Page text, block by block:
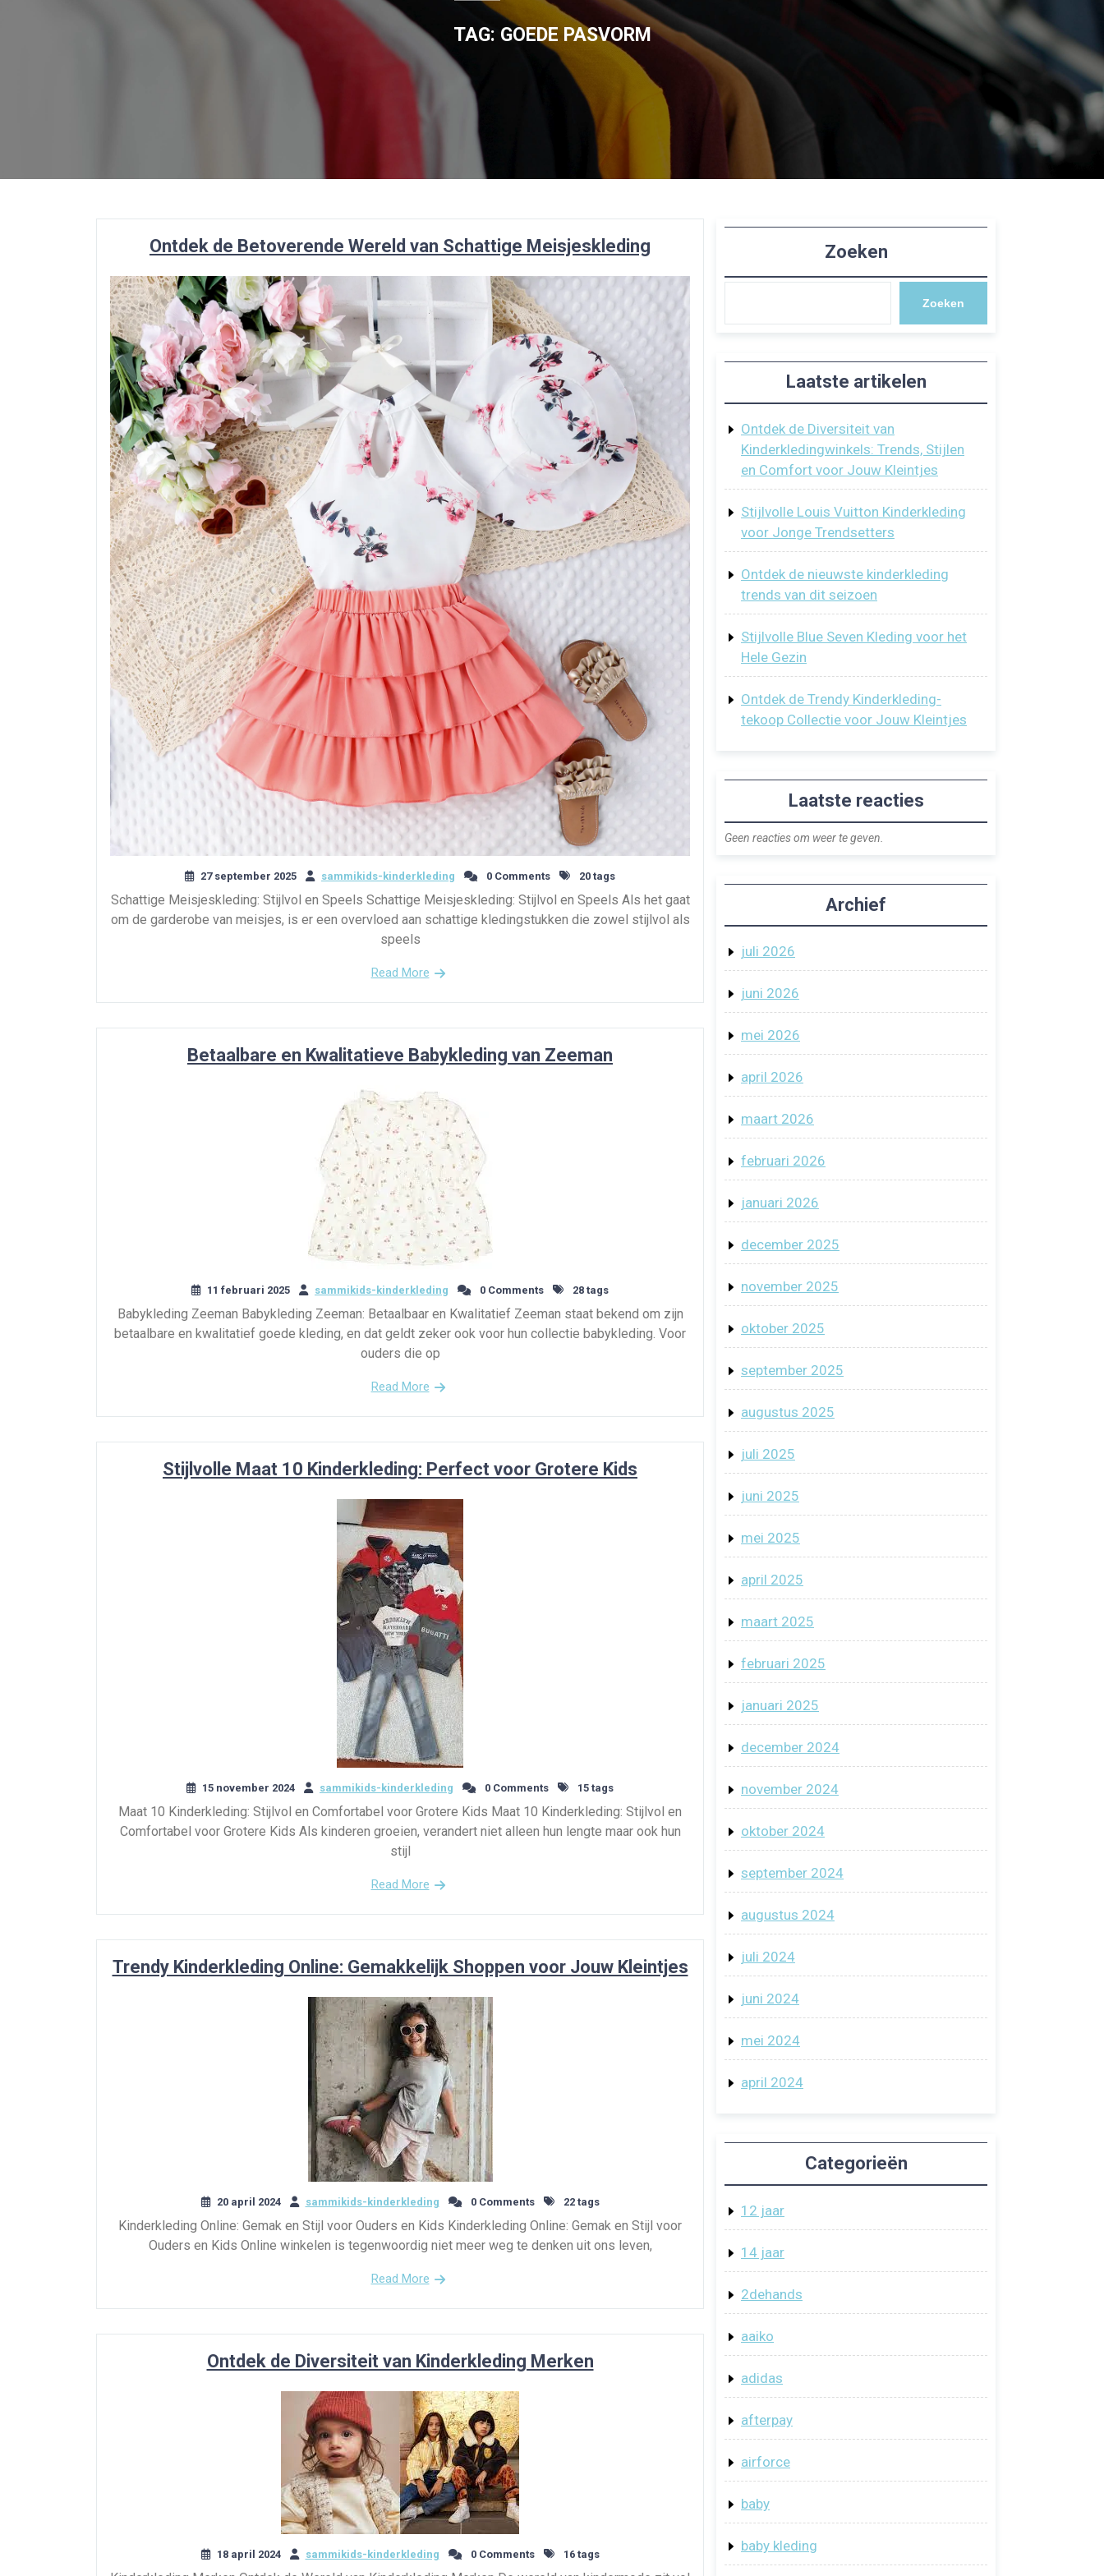
TAG: GOEDE PASVORM
Ontdek de Betoverende Wereld van Schattige Meisjeskleding
27 september 2025 sammikids-kinderkleding 0 Comments 20 tags
Schattige Meisjeskleding: Stijlvol en Speels Schattige Meisjeskleding: Stijlvol en Speels Als het gaat
om de garderobe van meisjes, is er een overvloed aan schattige kledingstukken die zowel stijlvol als
speels
Read More
Betaalbare en Kwalitatieve Babykleding van Zeeman
11 februari 2025 sammikids-kinderkleding 0 Comments 28 tags
Babykleding Zeeman Babykleding Zeeman: Betaalbaar en Kwalitatief Zeeman staat bekend om zijn
betaalbare en kwalitatief goede kleding, en dat geldt zeker ook voor hun collectie babykleding. Voor
ouders die op
Read More
Stijlvolle Maat 10 Kinderkleding: Perfect voor Grotere Kids
15 november 2024 sammikids-kinderkleding 0 Comments 15 tags
Maat 10 Kinderkleding: Stijlvol en Comfortabel voor Grotere Kids Maat 10 Kinderkleding: Stijlvol en
Comfortabel voor Grotere Kids Als kinderen groeien, verandert niet alleen hun lengte maar ook hun
stijl
Read More
Trendy Kinderkleding Online: Gemakkelijk Shoppen voor Jouw Kleintjes
20 april 2024 sammikids-kinderkleding 0 Comments 22 tags
Kinderkleding Online: Gemak en Stijl voor Ouders en Kids Kinderkleding Online: Gemak en Stijl voor
Ouders en Kids Online winkelen is tegenwoordig niet meer weg te denken uit ons leven,
Read More
Ontdek de Diversiteit van Kinderkleding Merken
18 april 2024 sammikids-kinderkleding 0 Comments 16 tags
Zoeken
Zoeken
Laatste artikelen
Ontdek de Diversiteit van
Kinderkledingwinkels: Trends, Stijlen
en Comfort voor Jouw Kleintjes
Stijlvolle Louis Vuitton Kinderkleding
voor Jonge Trendsetters
Ontdek de nieuwste kinderkleding
trends van dit seizoen
Stijlvolle Blue Seven Kleding voor het
Hele Gezin
Ontdek de Trendy Kinderkleding-
tekoop Collectie voor Jouw Kleintjes
Laatste reacties
Geen reacties om weer te geven.
Archief
juli 2026
juni 2026
mei 2026
april 2026
maart 2026
februari 2026
januari 2026
december 2025
november 2025
oktober 2025
september 2025
augustus 2025
juli 2025
juni 2025
mei 2025
april 2025
maart 2025
februari 2025
januari 2025
december 2024
november 2024
oktober 2024
september 2024
augustus 2024
juli 2024
juni 2024
mei 2024
april 2024
Categorieën
12 jaar
14 jaar
2dehands
aaiko
adidas
afterpay
airforce
baby
baby kleding